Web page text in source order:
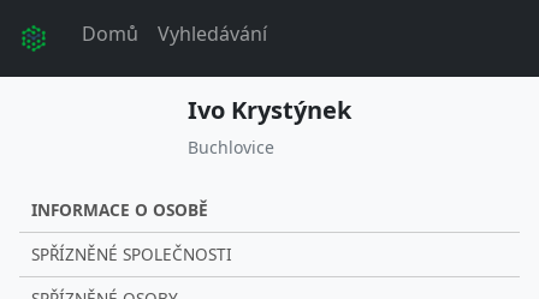
Domů Vyhledávání
Ivo Krystýnek
Buchlovice
INFORMACE O OSOBĚ
SPŘÍZNĚNÉ SPOLEČNOSTI